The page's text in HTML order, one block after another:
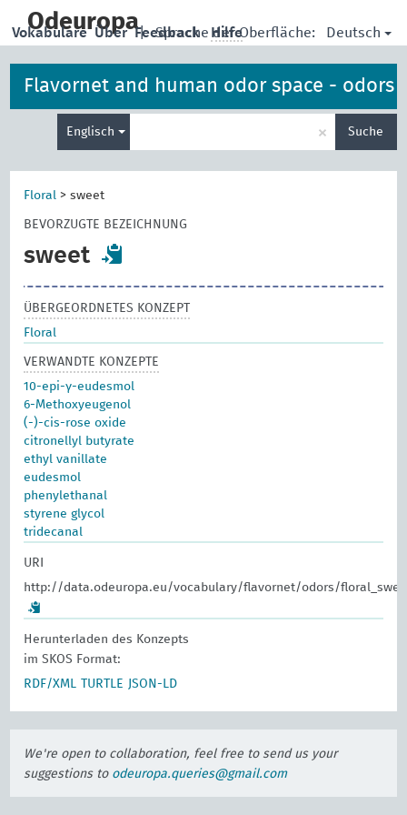
main
Odeuropa| Sprache der Oberfläche: Deutsch
Vokabulare Über Feedback Hilfe
Flavornet and human odor space - odors
Englisch × Suche
Floral >sweet
BEVORZUGTE BEZEICHNUNG
sweet
ÜBERGEORDNETES KONZEPT
Floral
VERWANDTE KONZEPTE
10-epi-γ-eudesmol
6-Methoxyeugenol
(-)-cis-rose oxide
citronellyl butyrate
ethyl vanillate
eudesmol
phenylethanal
styrene glycol
tridecanal
URI
http://data.odeuropa.eu/vocabulary/flavornet/odors/
Herunterladen des Konzepts
im SKOS Format:
RDF/XML
TURTLE JSON-LD
We're open to collaboration, feel free to send us your
suggestions to odeuropa.queries@gmail.com